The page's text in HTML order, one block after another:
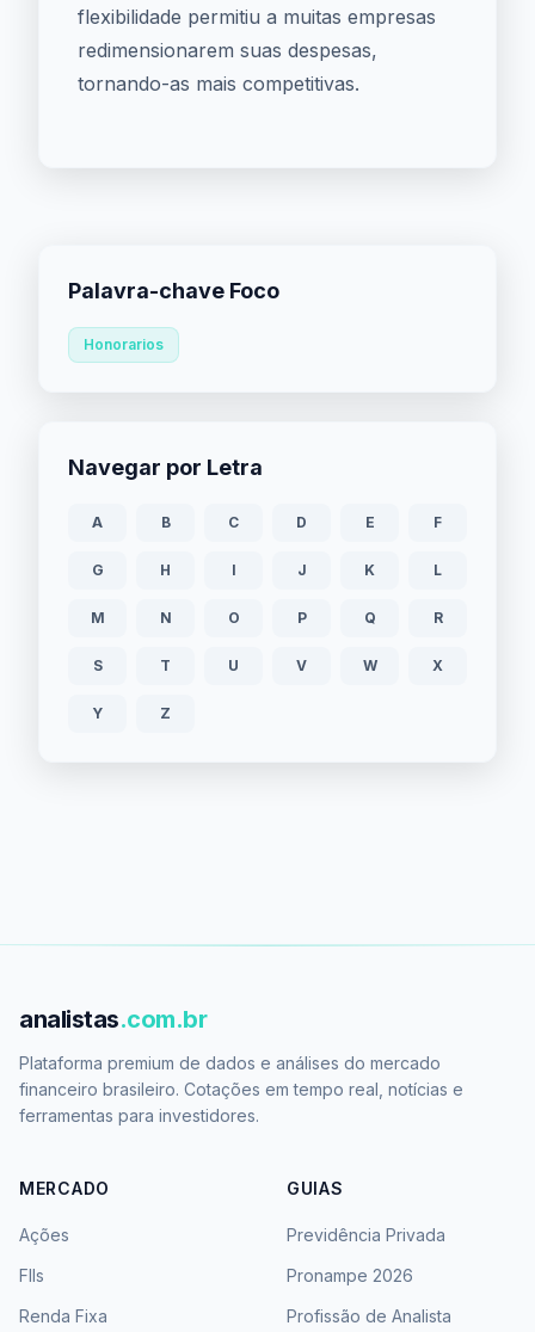
flexibilidade permitiu a muitas empresas
redimensionarem suas despesas,
tornando-as mais competitivas.
Palavra-chave Foco
Honorarios
Navegar por Letra
A B C D E F
G H I J K L
M N O P Q R
S T U V W X
Y Z
analistas.com.br
Plataforma premium de dados e análises do mercado
financeiro brasileiro. Cotações em tempo real, notícias e
ferramentas para investidores.
MERCADO
Ações
FIIs
Renda Fixa
GUIAS
Previdência Privada
Pronampe 2026
Profissão de Analista